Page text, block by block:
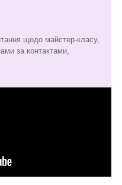
щодо майстер-класу,
за контактами,